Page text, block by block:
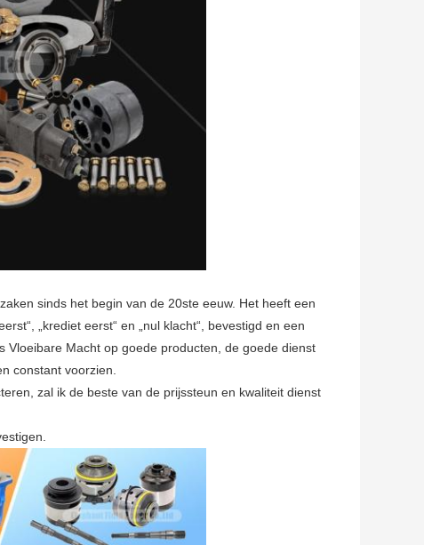
sinds het begin van de 20ste eeuw. Het heeft een
„krediet eerst“ en „nul klacht“, bevestigd en een
Vloeibare Macht op goede producten, de goede dienst
constant voorzien.
zal ik de beste van de prijssteun en kwaliteit dienst